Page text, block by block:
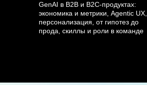
GenAI в B2B и B2C-продуктах:
экономика и метрики, Agentic UX,
персонализация, от гипотез до
прода, скиллы и роли в команде